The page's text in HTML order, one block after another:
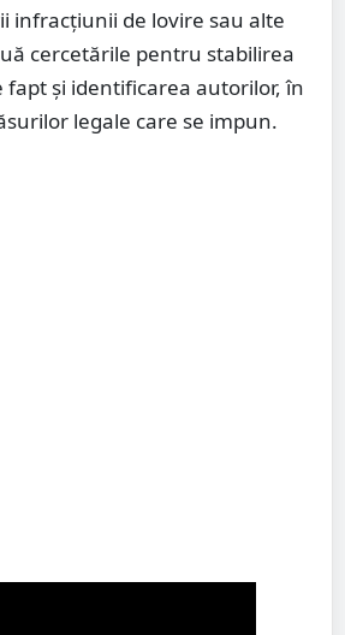
infracțiunii de lovire sau alte
cercetările pentru stabilirea
și identificarea autorilor, în
legale care se impun.